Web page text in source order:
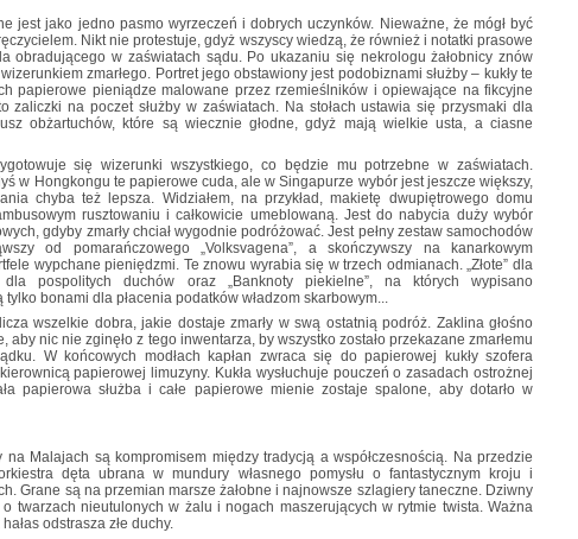
jest jako jedno pasmo wyrzeczeń i dobrych uczynków. Nieważne, że mógł być
Nikt nie protestuje, gdyż wszyscy wiedzą, że również i notatki prasowe
obradującego w zaświatach sądu. Po ukazaniu się nekrologu żałobnicy znów
zmarłego. Portret jego obstawiony jest podobiznami służby – kukły te
papierowe pieniądze malowane przez rzemieślników i opiewające na fikcyjne
zaliczki na poczet służby w zaświatach. Na stołach ustawia się przysmaki dla
obżartuchów, które są wiecznie głodne, gdyż mają wielkie usta, a ciasne
się wizerunki wszystkiego, co będzie mu potrzebne w zaświatach.
w Hongkongu te papierowe cuda, ale w Singapurze wybór jest jeszcze większy,
chyba też lepsza. Widziałem, na przykład, makietę dwupiętrowego domu
rusztowaniu i całkowicie umeblowaną. Jest do nabycia duży wybór
gdyby zmarły chciał wygodnie podróżować. Jest pełny zestaw samochodów
od pomarańczowego „Volksvagena”, a skończywszy na kanarkowym
wypchane pieniędzmi. Te znowu wyrabia się w trzech odmianach. „Złote” dla
dla pospolitych duchów oraz „Banknoty piekielne”, na których wypisano
tylko bonami dla płacenia podatków władzom skarbowym...
wszelkie dobra, jakie dostaje zmarły w swą ostatnią podróż. Zaklina głośno
aby nic nie zginęło z tego inwentarza, by wszystko zostało przekazane zmarłemu
W końcowych modłach kapłan zwraca się do papierowej kukły szofera
papierowej limuzyny. Kukła wysłuchuje pouczeń o zasadach ostrożnej
papierowa służba i całe papierowe mienie zostaje spalone, aby dotarło w
na Malajach są kompromisem między tradycją a współczesnością. Na przedzie
dęta ubrana w mundury własnego pomysłu o fantastycznym kroju i
Grane są na przemian marsze żałobne i najnowsze szlagiery taneczne. Dziwny
twarzach nieutulonych w żalu i nogach maszerujących w rytmie twista. Ważna
odstrasza złe duchy.